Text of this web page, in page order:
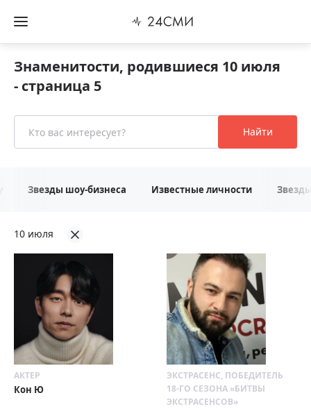
Знаменитости, родившиеся 10 июля
- страница 5
Найти
Звезды шоу-бизнеса Известные личности
10 июля
АКТЕР
Кон Ю
ЭКСТРАСЕНС, ПОБЕДИТЕЛЬ
18-ГО СЕЗОНА «БИТВЫ
ЭКСТРАСЕНСОВ»